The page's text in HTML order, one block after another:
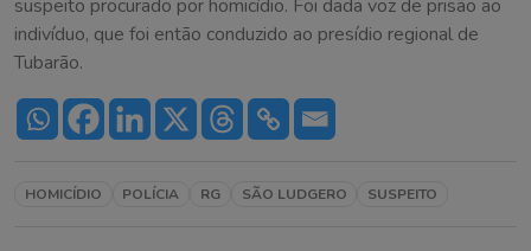
suspeito procurado por homicídio. Foi dada voz de prisão ao
indivíduo, que foi então conduzido ao presídio regional de
Tubarão.
HOMICÍDIO POLÍCIA RG SÃO LUDGERO SUSPEITO